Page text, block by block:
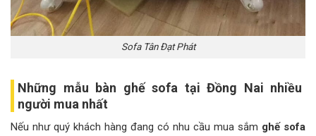
Sofa Tân Đạt Phát
Những mẫu bàn ghế sofa tại Đồng Nai nhiều
người mua nhất
Nếu như quý khách hàng đang có nhu cầu mua sắm ghế sofa